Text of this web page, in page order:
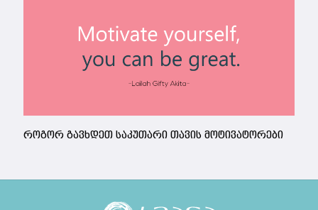
როგორ გავხდეთ საკუთარი თავის მოტივატორები